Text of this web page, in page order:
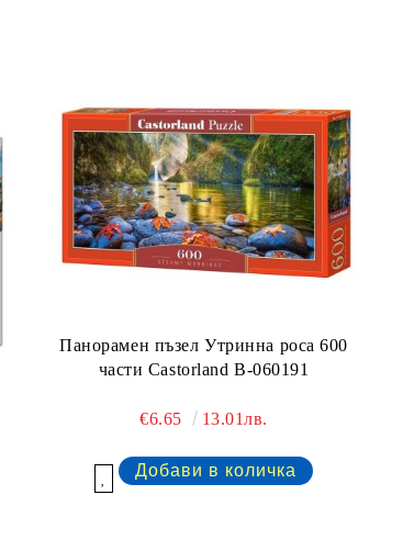
Панорамен пъзел Утринна роса 600
части Castorland B-060191
€6.65 13.01лв.